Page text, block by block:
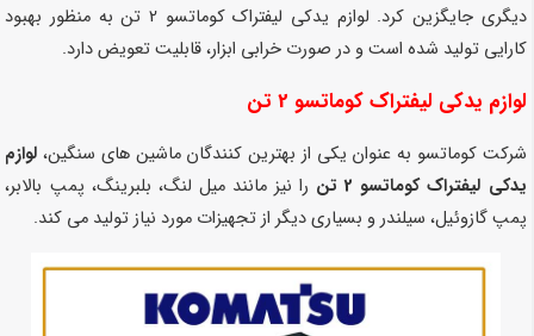
دیگری جایگزین کرد. لوازم یدکی لیفتراک کوماتسو 2 تن به منظور بهبود
کارایی تولید شده است و در صورت خرابی ابزار، قابلیت تعویض دارد.
لوازم یدکی لیفتراک کوماتسو 2 تن
شرکت کوماتسو به عنوان یکی از بهترین کنندگان ماشین های سنگین، لوازم
یدکی لیفتراک کوماتسو 2 تن
را نیز مانند میل لنگ، بلبرینگ، پمپ بالابر،
پمپ گازوئیل، سیلندر و بسیاری دیگر از تجهیزات مورد نیاز تولید می کند.